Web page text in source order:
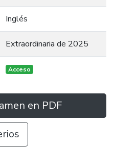
Inglés
Extraordinaria de 2025
Acceso
en PDF